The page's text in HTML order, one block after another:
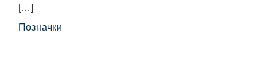
[…]
Позначки